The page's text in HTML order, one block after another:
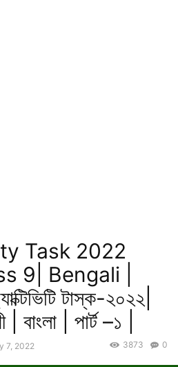
Task 2022
9| Bengali |
টাস্ক-২০২২|
বাংলা | পার্ট –১ |
7, 2022 0
3873